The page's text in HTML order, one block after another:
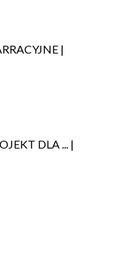
|
DLA ... |